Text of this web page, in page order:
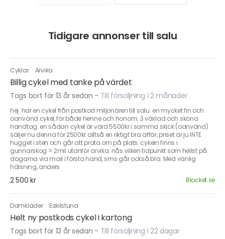
Tidigare annonser till salu
Cyklar · Arvika
Billig cykel med tanke på värdet
Togs bort för 13 år sedan - Till försäljning i 2 månader
hej. har en cykel från postkod miljonären till salu. en mycket fin och
oanvänd cykel, för både henne och honom. 3 växlad och sköna
handtag. en sådan cykel är värd 5500kr i samma skick (oanvänd)
säljer nu denna för 2500kr alltså en riktigt bra affär, priset är ju INTE
hugget i sten och går att prata om på plats. cykeln finns i
gunnarskog = 2mil utanför arvika. nås vilken tidpunkt som hellst på
dagarna via mail i första hand, sms går också bra. Med vänlig
hälsning, anders
2 500 kr Blocket.se
Damkläder · Eskilstuna
Helt ny postkods cykel i kartong
Togs bort för 13 år sedan - Till försäljning i 22 dagar